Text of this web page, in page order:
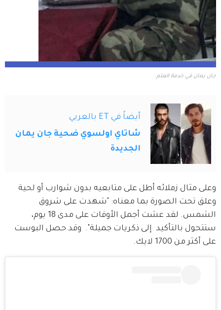
جان يمان في خدمة العلم
أيضاً في ET بالعربي
شاتاي اولسوي ضحية جان يمان
الجديدة
وعلى مثال زملائه أطل على متابعيه بدون شوارب أو لحية
وعلق تحت الصورة بما معناه: "شهدت على شروق
الشمس. لقد عشت أجمل الأوقات على مدى 18 يوم،
ستتحول بالتأكيد  إلى ذكريات جميلة".  وقد حصل البوست
على أكثر من 1700 لايك.